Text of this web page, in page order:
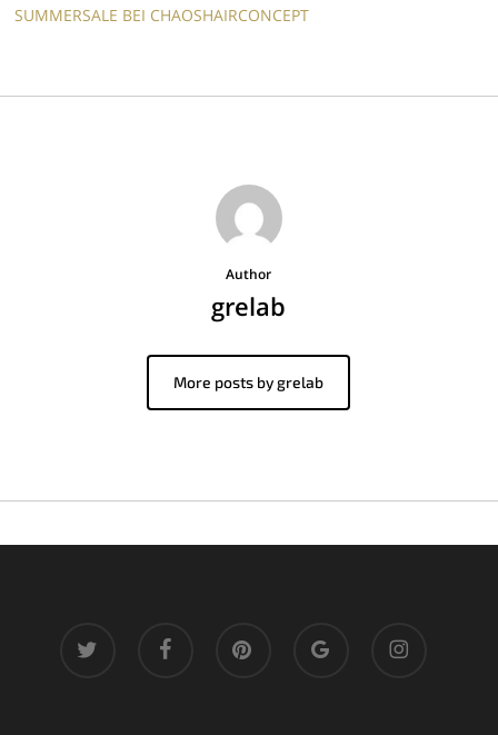
SUMMERSALE BEI CHAOSHAIRCONCEPT
Author
grelab
More posts by grelab
facebook
plus